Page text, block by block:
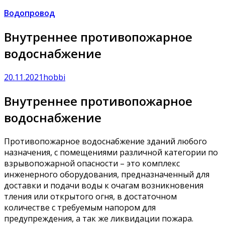
Водопровод
Внутреннее противопожарное
водоснабжение
20.11.2021hobbi
Внутреннее противопожарное
водоснабжение
Противопожарное водоснабжение зданий любого
назначения, с помещениями различной категории по
взрывопожарной опасности – это комплекс
инженерного оборудования, предназначенный для
доставки и подачи воды к очагам возникновения
тления или открытого огня, в достаточном
количестве с требуемым напором для
предупреждения, а так же ликвидации пожара.